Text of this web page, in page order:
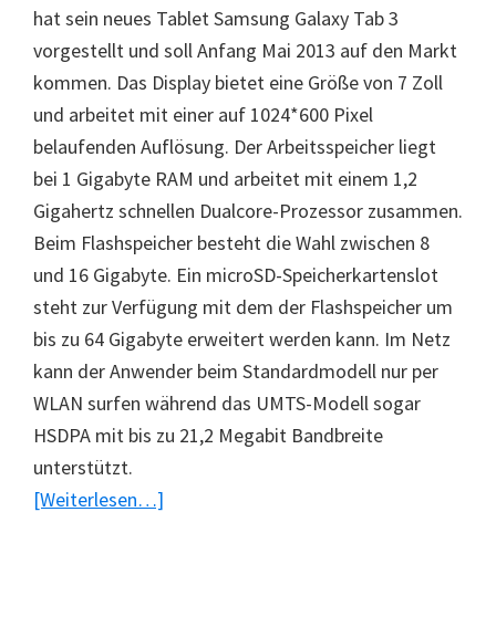
hat sein neues Tablet Samsung Galaxy Tab 3
vorgestellt und soll Anfang Mai 2013 auf den Markt
kommen. Das Display bietet eine Größe von 7 Zoll
und arbeitet mit einer auf 1024*600 Pixel
belaufenden Auflösung. Der Arbeitsspeicher liegt
bei 1 Gigabyte RAM und arbeitet mit einem 1,2
Gigahertz schnellen Dualcore-Prozessor zusammen.
Beim Flashspeicher besteht die Wahl zwischen 8
und 16 Gigabyte. Ein microSD-Speicherkartenslot
steht zur Verfügung mit dem der Flashspeicher um
bis zu 64 Gigabyte erweitert werden kann. Im Netz
kann der Anwender beim Standardmodell nur per
WLAN surfen während das UMTS-Modell sogar
HSDPA mit bis zu 21,2 Megabit Bandbreite
unterstützt.
[Weiterlesen…]